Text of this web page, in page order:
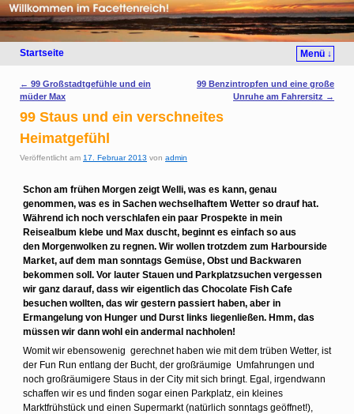
Startseite Menü ↓
Artikelnavigation
← 99 Großstadtgefühle und ein
müder Max
99 Benzintropfen und eine große
Unruhe am Fahrersitz →
99 Staus und ein verschneites
Heimatgefühl
Veröffentlicht am 17. Februar 2013 von admin
Schon am frühen Morgen zeigt Welli, was es kann, genau
genommen, was es in Sachen wechselhaftem Wetter so drauf hat.
Während ich noch verschlafen ein paar Prospekte in mein
Reisealbum klebe und Max duscht, beginnt es einfach so aus
den Morgenwolken zu regnen. Wir wollen trotzdem zum Harbourside
Market, auf dem man sonntags Gemüse, Obst und Backwaren
bekommen soll. Vor lauter Stauen und Parkplatzsuchen vergessen
wir ganz darauf, dass wir eigentlich das Chocolate Fish Cafe
besuchen wollten, das wir gestern passiert haben, aber in
Ermangelung von Hunger und Durst links liegenließen. Hmm, das
müssen wir dann wohl ein andermal nachholen!
Womit wir ebensowenig gerechnet haben wie mit dem trüben Wetter, ist
der Fun Run entlang der Bucht, der großräumige Umfahrungen und
noch großräumigere Staus in der City mit sich bringt. Egal, irgendwann
schaffen wir es und finden sogar einen Parkplatz, ein kleines
Marktfrühstück und einen Supermarkt (natürlich sonntags geöffnet!),